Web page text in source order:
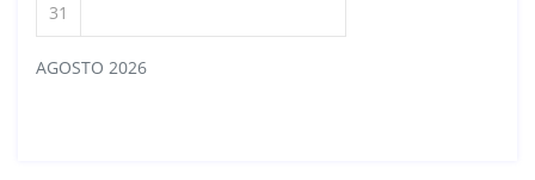
AGOSTO 2026
31